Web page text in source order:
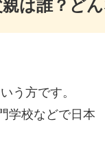
は誰？ど
う方です。
学校などで日本